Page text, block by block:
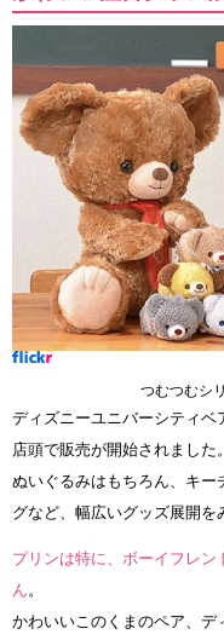
つむつむシ
ディズニーユニバーシティベ
店頭で販売が開始されました。
ぬいぐるみはもちろん、キー
グなど、幅広いグッズ展開を
プリンは特に、ボーイフレン
ん。
かわいいこのくまのペア、